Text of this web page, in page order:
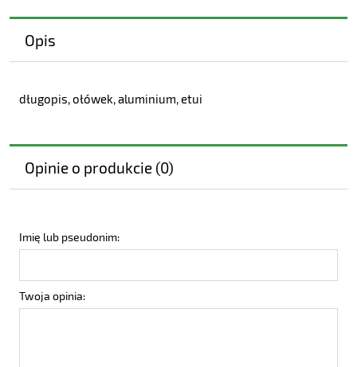
Opis
długopis, ołówek, aluminium, etui
Opinie o produkcie (0)
Imię lub pseudonim:
Twoja opinia: